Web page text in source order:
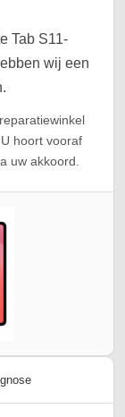
Tab S11-
wij een
hoort vooraf
uw akkoord.